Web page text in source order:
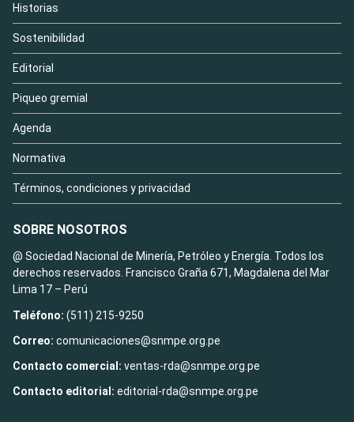
Historias
Sostenibilidad
Editorial
Piqueo gremial
Agenda
Normativa
Términos, condiciones y privacidad
SOBRE NOSOTROS
@ Sociedad Nacional de Minería, Petróleo y Energía. Todos los
derechos reservados. Francisco Graña 671, Magdalena del Mar
Lima 17 – Perú
Teléfono: (511) 215-9250
Correo: comunicaciones@snmpe.org.pe
Contacto comercial: ventas-rda@snmpe.org.pe
Contacto editorial: editorial-rda@snmpe.org.pe